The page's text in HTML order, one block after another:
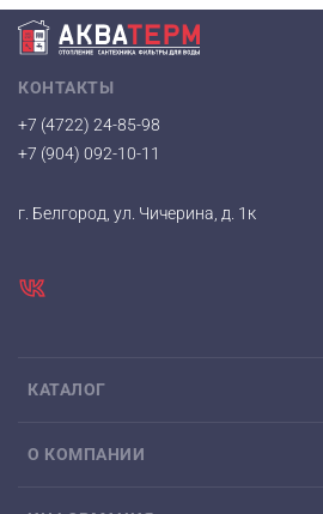
КАТАЛОГ
О КОМПАНИИ
КОНТАКТЫ
+7 (4722) 24-85-98
+7 (904) 092-10-11
г. Белгород, ул. Чичерина, д. 1к